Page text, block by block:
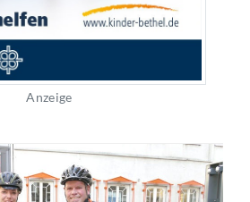
Anzeige